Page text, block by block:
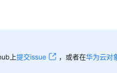
上提交issue ，或者在华为云对